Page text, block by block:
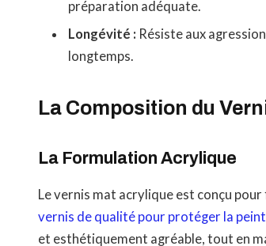
préparation adéquate.
Longévité : Résiste aux
longtemps.
La Composition du
La Formulation Acrylique
Le vernis mat acrylique est conçu
vernis de qualité pour protéger la
et esthétiquement agréable, tout en